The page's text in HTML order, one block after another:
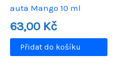
auta Mango 10 ml
63,00 Kč
Přidat do košíku